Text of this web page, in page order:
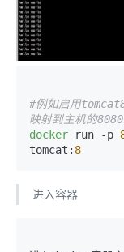
#例如启用
映射到主机的
docker run -p
tomcat: 8
进入容器